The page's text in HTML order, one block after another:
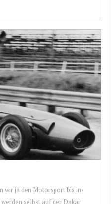
wir ja den Motorsport bis ins
selbst auf der Dakar